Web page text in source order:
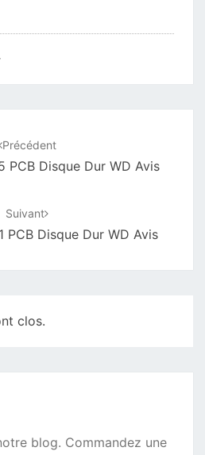
Précédent
PCB Disque Dur WD Avis
Suivant
PCB Disque Dur WD Avis
clos.
blog. Commandez une